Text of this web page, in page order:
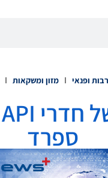
ופנאי מזון ומשקאות
ספרד